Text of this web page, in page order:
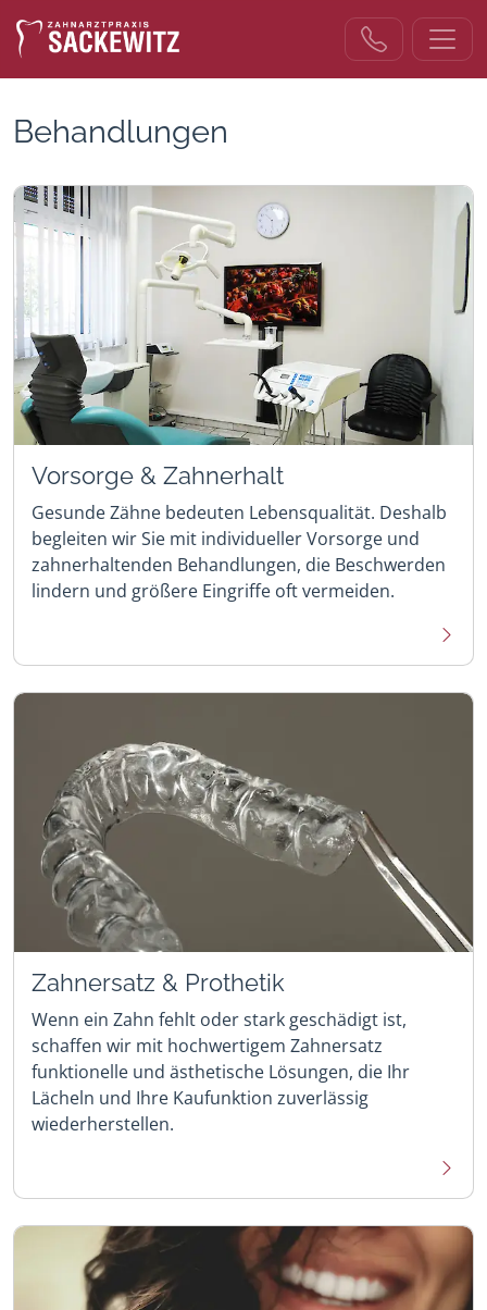
Startseite
Behandlungen
Vorsorge & Zahnerhalt
Gesunde Zähne bedeuten Lebensqualität. Deshalb
begleiten wir Sie mit individueller Vorsorge und
zahnerhaltenden Behandlungen, die Beschwerden
lindern und größere Eingriffe oft vermeiden.
Zahnersatz & Prothetik
Wenn ein Zahn fehlt oder stark geschädigt ist,
schaffen wir mit hochwertigem Zahnersatz
funktionelle und ästhetische Lösungen, die Ihr
Lächeln und Ihre Kaufunktion zuverlässig
wiederherstellen.